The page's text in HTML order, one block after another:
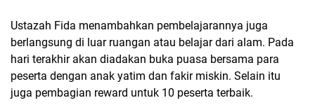
Ustazah Fida menambahkan pembelajarannya juga
berlangsung di luar ruangan atau belajar dari alam. Pada
hari terakhir akan diadakan buka puasa bersama para
peserta dengan anak yatim dan fakir miskin. Selain itu
juga pembagian reward untuk 10 peserta terbaik.